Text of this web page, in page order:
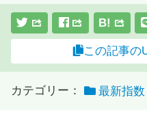
B!
この記事の
カテゴリー： 最新指数